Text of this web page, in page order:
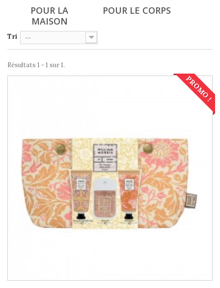
POUR LA
MAISON
POUR LE CORPS
Tri --
Résultats 1 - 1 sur 1.
PROMO !